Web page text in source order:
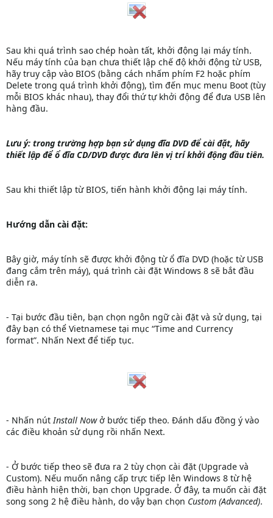
Sau khi quá trình sao chép hoàn tất, khởi động lại máy tính.
Nếu máy tính của bạn chưa thiết lập chế độ khởi động từ USB,
hãy truy cập vào BIOS (bằng cách nhấm phím F2 hoặc phím
Delete trong quá trình khởi động), tìm đến mục menu Boot (tùy
mỗi BIOS khác nhau), thay đổi thứ tự khởi động để đưa USB lên
hàng đầu.
Lưu ý: trong trường hợp bạn sử dụng đĩa DVD để cài đặt, hãy
thiết lập để ổ đĩa CD/DVD được đưa lên vị trí khởi động đầu tiên.
Sau khi thiết lập từ BIOS, tiến hành khởi động lại máy tính.
Hướng dẫn cài đặt:
Bây giờ, máy tính sẽ được khởi động từ ổ đĩa DVD (hoặc từ USB
đang cắm trên máy), quá trình cài đặt Windows 8 sẽ bắt đầu
diễn ra.
- Tại bước đầu tiên, bạn chọn ngôn ngữ cài đặt và sử dụng, tại
đây bạn có thể Vietnamese tại mục “Time and Currency
format”. Nhấn Next để tiếp tục.
- Nhấn nútInstall Nowở bước tiếp theo. Đánh dấu đồng ý vào
các điều khoản sử dụng rồi nhấn Next.
- Ở bước tiếp theo sẽ đưa ra 2 tùy chọn cài đặt (Upgrade và
Custom). Nếu muốn nâng cấp trực tiếp lên Windows 8 từ hệ
điều hành hiện thời, bạn chọn Upgrade. Ở đây, ta muốn cài đặt
song song 2 hệ điều hành, do vậy bạn chọn Custom (Advanced).